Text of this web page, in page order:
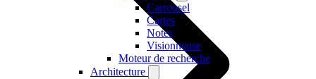
Carrousel
Cartes
Notes
Visionneuse
Moteur de recherche
Architecture